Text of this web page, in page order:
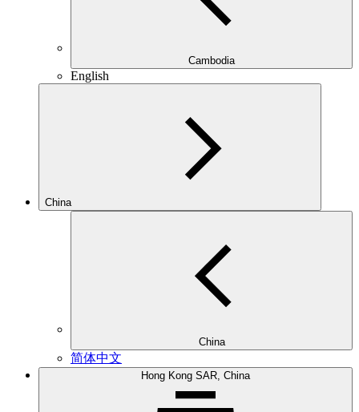
Cambodia
English
China
China
简体中文
Hong Kong SAR, China